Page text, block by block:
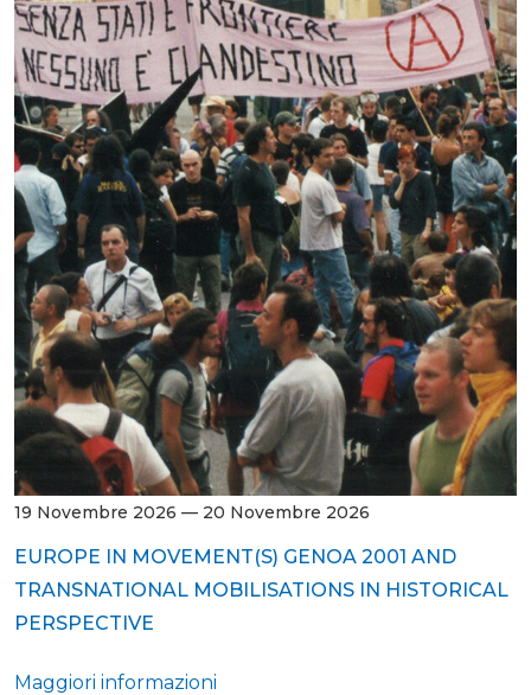
19 Novembre 2026 — 20 Novembre 2026
EUROPE IN MOVEMENT(S) GENOA 2001 AND
TRANSNATIONAL MOBILISATIONS IN HISTORICAL
PERSPECTIVE
Maggiori informazioni